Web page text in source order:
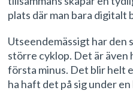
plats där man bara digitalt
Utseendemässigt har den
större cyklop. Det är
första minus. Det blir helt
ha haft det på sig under